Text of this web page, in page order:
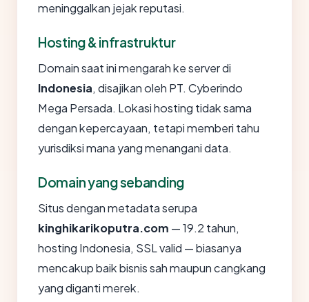
meninggalkan jejak reputasi.
Hosting & infrastruktur
Domain saat ini mengarah ke server di
Indonesia, disajikan oleh PT. Cyberindo
Mega Persada. Lokasi hosting tidak sama
dengan kepercayaan, tetapi memberi tahu
yurisdiksi mana yang menangani data.
Domain yang sebanding
Situs dengan metadata serupa
kinghikarikoputra.com — 19.2 tahun,
hosting Indonesia, SSL valid — biasanya
mencakup baik bisnis sah maupun cangkang
yang diganti merek.